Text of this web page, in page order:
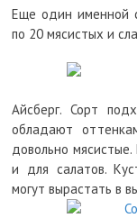
Еще один именной
по 20 мясистых и
Айсберг. Сорт
обладают
довольно
и для салатов.
могут вырастать в